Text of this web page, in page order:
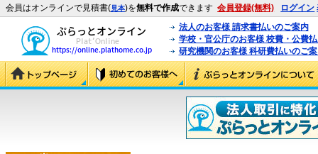
会員はオンラインで見積書(見本)を無料で作成できます 会員登録(無料) ログイン
法人のお客様 請求書払いのご案内
学校・官公庁のお客様 校費・公費
研究機関のお客様 科研費払いのご